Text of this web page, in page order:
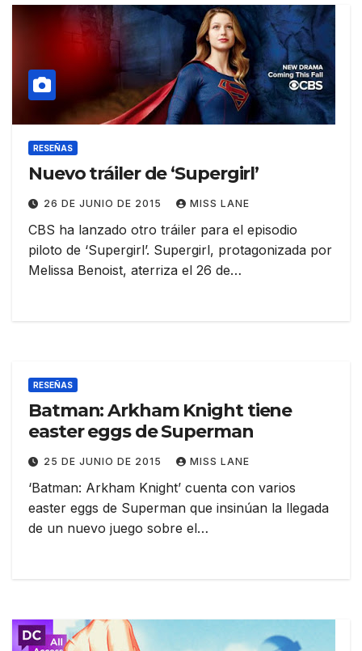
RESEÑAS
Nuevo tráiler de ‘Supergirl’
26 DE JUNIO DE 2015 MISS LANE
CBS ha lanzado otro tráiler para el episodio
piloto de ‘Supergirl’. Supergirl, protagonizada por
Melissa Benoist, aterriza el 26 de…
RESEÑAS
Batman: Arkham Knight tiene
easter eggs de Superman
25 DE JUNIO DE 2015 MISS LANE
‘Batman: Arkham Knight’ cuenta con varios
easter eggs de Superman que insinúan la llegada
de un nuevo juego sobre el…